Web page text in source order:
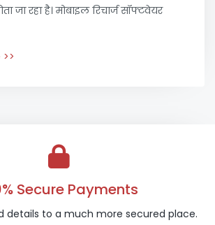
जा रहा है। मोबाइल रिचार्ज सॉफ्टवेयर
Secure Payments
details to a much more secured place.